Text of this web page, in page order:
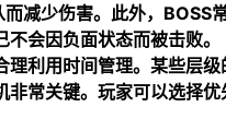
减少伤害。此外，
会因负面状态而被击败。
利用时间管理。某些层
常关键。玩家可以选择